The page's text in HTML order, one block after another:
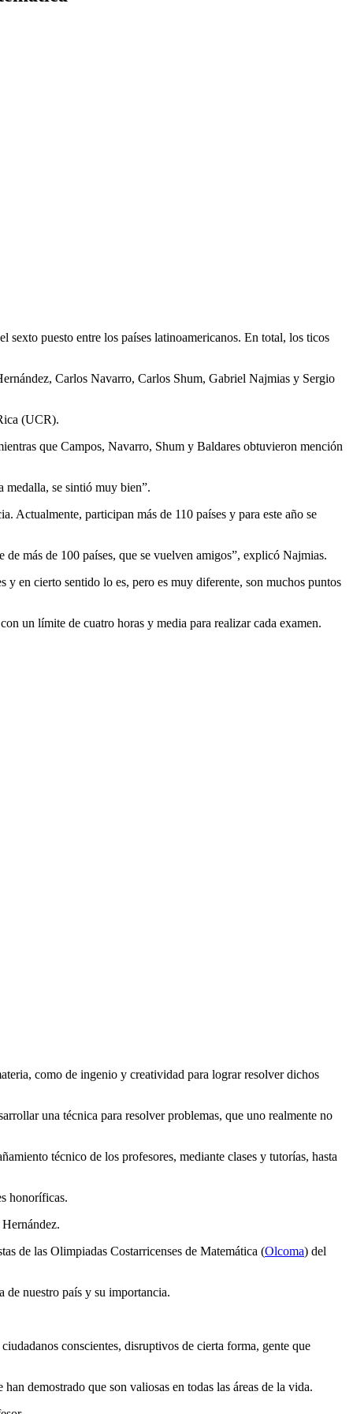
puesto entre los países latinoamericanos. En total, los ticos
Carlos Navarro, Carlos Shum, Gabriel Najmias y Sergio
(UCR).
que Campos, Navarro, Shum y Baldares obtuvieron mención
medalla, se sintió muy bien”.
Actualmente, participan más de 110 países y para este año se
más de 100 países, que se vuelven amigos”, explicó Najmias.
y en cierto sentido lo es, pero es muy diferente, son muchos puntos
un límite de cuatro horas y media para realizar cada examen.
como de ingenio y creatividad para lograr resolver dichos
una técnica para resolver problemas, que uno realmente no
técnico de los profesores, mediante clases y tutorías, hasta
honoríficas.
de las Olimpiadas Costarricenses de Matemática (Olcoma) del
de nuestro país y su importancia.
conscientes, disruptivos de cierta forma, gente que
demostrado que son valiosas en todas las áreas de la vida.